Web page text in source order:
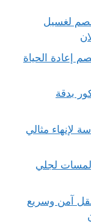
احواش بالرياض بـ33%خصم لغسيل
حمامات بالرياض بـ30%خصم إعادة الحياة
كور بدقة
معلم لياسة لإنهاء مثالي
بـ35%خصم لمسات لجلي
بالخرج خصم 33% ونقل آمن وسريع